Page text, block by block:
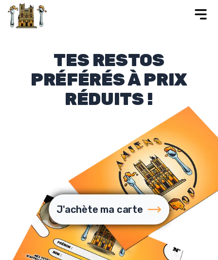
TES RESTOS
PRÉFÉRÉS À PRIX
RÉDUITS !
J'achète ma carte